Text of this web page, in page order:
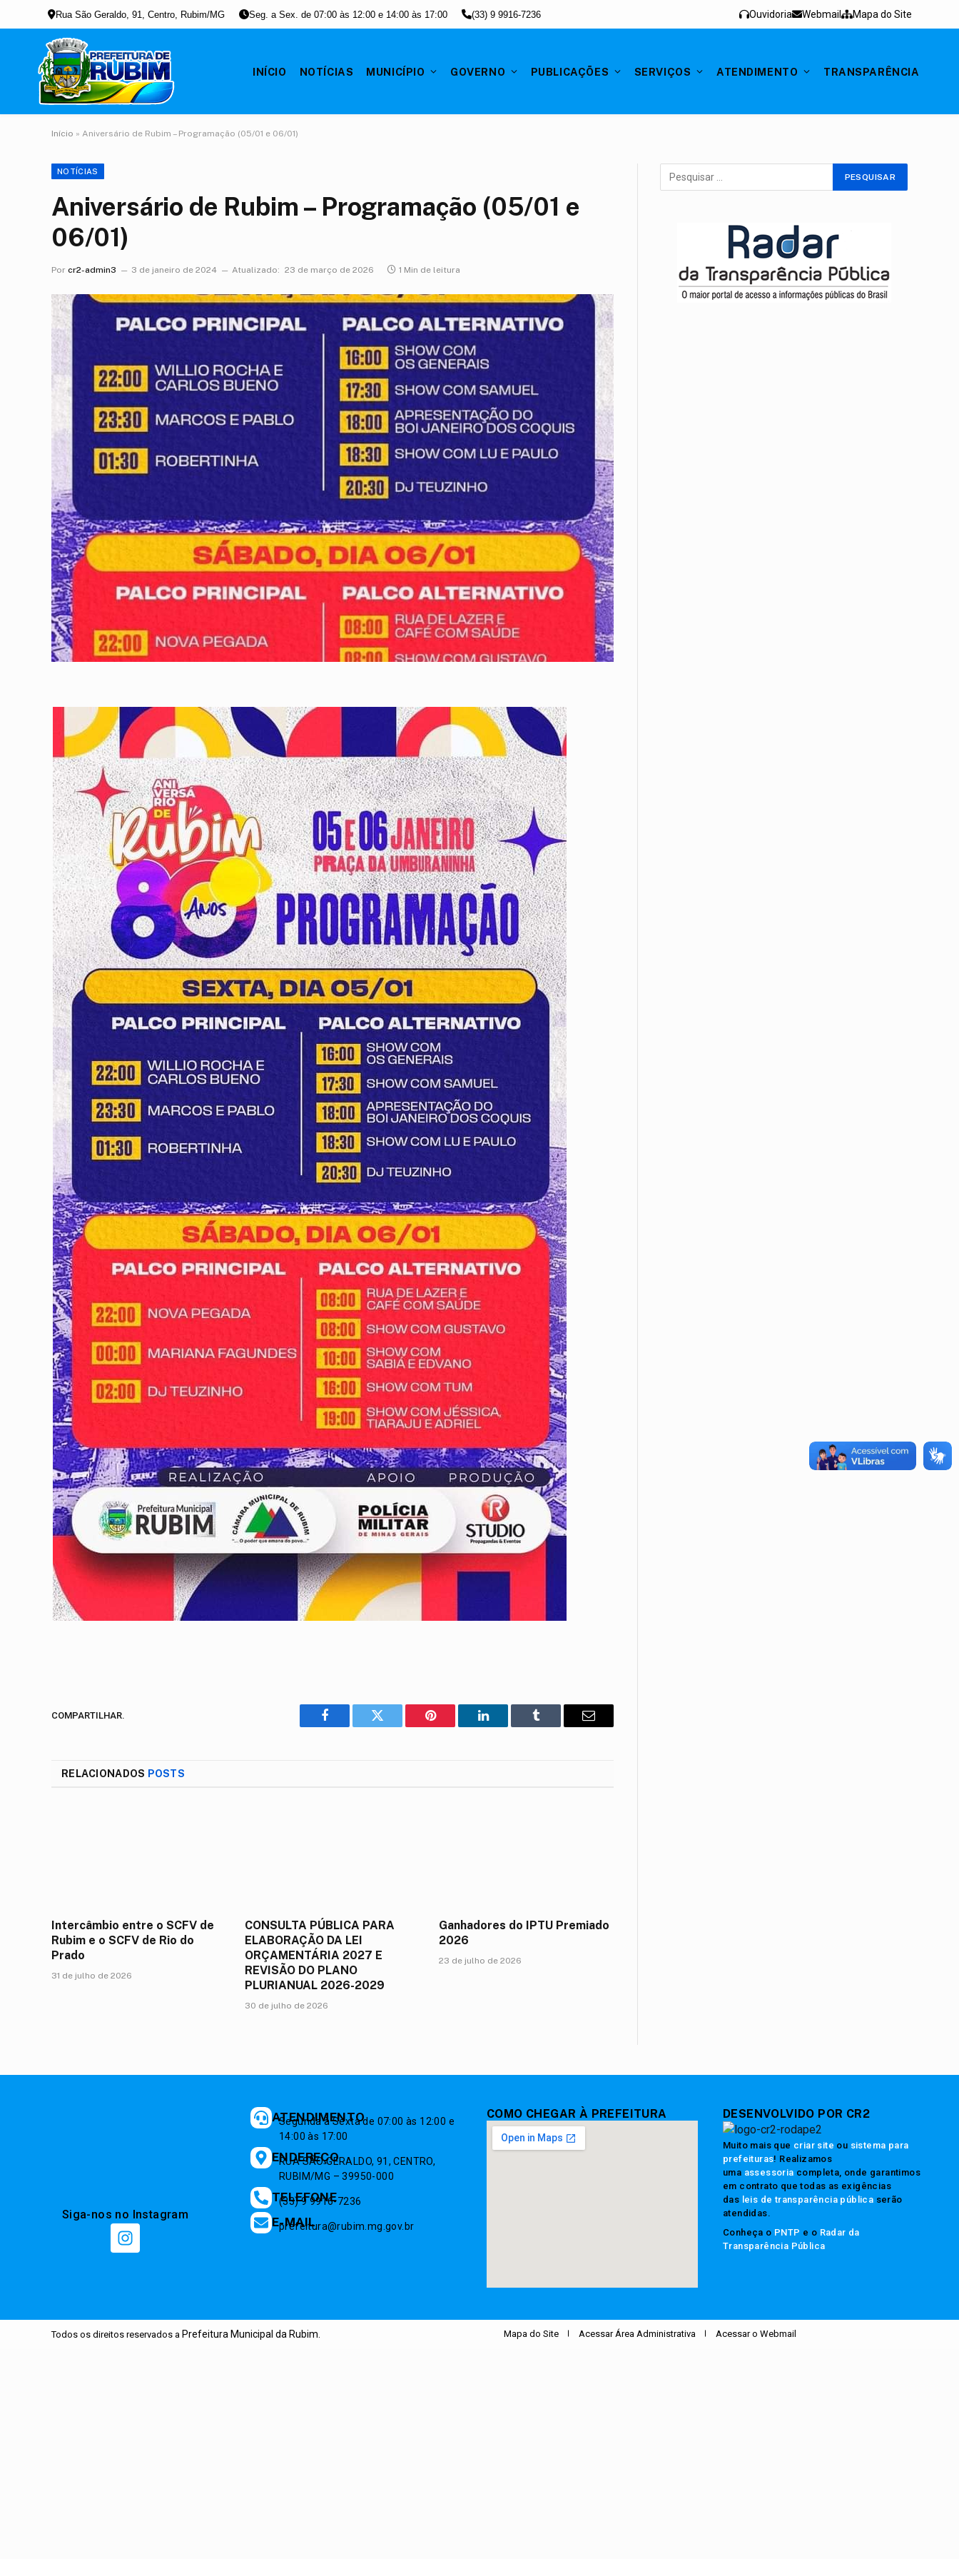
Rua São Geraldo, 91, Centro, Rubim/MG Seg. a Sex. de 07:00 às 12:00 e 14:00 às 17:00 (33) 9 9916-7236 Ouvidoria Webmail Mapa do Site
INÍCIO NOTÍCIAS MUNICÍPIO GOVERNO PUBLICAÇÕES SERVIÇOS ATENDIMENTO TRANSPARÊNCIA
Início » Aniversário de Rubim – Programação (05/01 e 06/01)
NOTÍCIAS
Aniversário de Rubim – Programação (05/01 e
06/01)
Por cr2-admin3 3 de janeiro de 2024 Atualizado: 23 de março de 2026 1 Min de leitura
COMPARTILHAR.
Facebook Twitter Pinterest LinkedIn Tumblr
E-
RELACIONADOS POSTS
Intercâmbio entre o SCFV de
Rubim e o SCFV de Rio do
Prado
31 de julho de 2026
CONSULTA PÚBLICA PARA
ELABORAÇÃO DA LEI
ORÇAMENTÁRIA 2027 E
REVISÃO DO PLANO
PLURIANUAL 2026-2029
30 de julho de 2026
Ganhadores do IPTU Premiado
2026
23 de julho de 2026
Siga-nos no Instagram
ATENDIMENTO
Segunda à Sexta de 07:00 às 12:00 e
14:00 às 17:00
ENDEREÇO
RUA SÃO GERALDO, 91, CENTRO,
RUBIM/MG – 39950-000
TELEFONE
(33) 9 9916-7236
E-MAIL
prefeitura@rubim.mg.gov.br
COMO CHEGAR À PREFEITURA DESENVOLVIDO POR CR2
Muito mais que criar site ou sistema para
prefeituras! Realizamos
uma assessoria completa, onde garantimos
em contrato que todas as exigências
das leis de transparência pública serão
atendidas.
Conheça o PNTP e o Radar da
Transparência Pública
Todos os direitos reservados a Prefeitura Municipal da Rubim. Mapa do Site Acessar Área Administrativa Acessar o Webmail